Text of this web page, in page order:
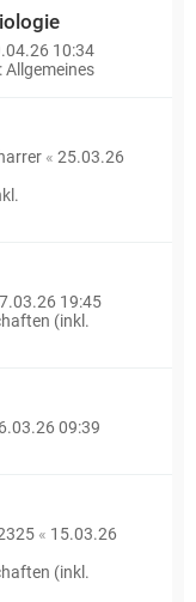
10:34
Allgemeines
« 25.03.26
19:45
(inkl.
09:39
« 15.03.26
(inkl.